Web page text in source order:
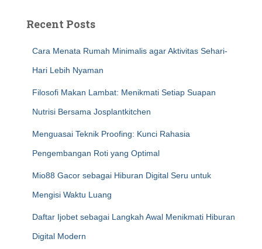
Recent Posts
Cara Menata Rumah Minimalis agar Aktivitas Sehari-
Hari Lebih Nyaman
Filosofi Makan Lambat: Menikmati Setiap Suapan
Nutrisi Bersama Josplantkitchen
Menguasai Teknik Proofing: Kunci Rahasia
Pengembangan Roti yang Optimal
Mio88 Gacor sebagai Hiburan Digital Seru untuk
Mengisi Waktu Luang
Daftar Ijobet sebagai Langkah Awal Menikmati Hiburan
Digital Modern